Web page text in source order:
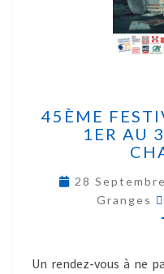
45ÈME
1ER AU
28
Granges
Un rendez-vous à ne